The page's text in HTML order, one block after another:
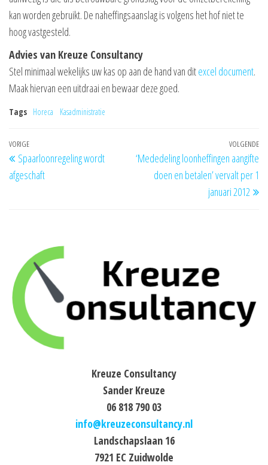
kan worden gebruikt. De naheffingsaanslag is volgens het hof niet te
hoog vastgesteld.
Advies van Kreuze Consultancy
Stel minimaal wekelijks uw kas op aan de hand van ditexcel document.
Maak hiervan een uitdraai en bewaar deze goed.
Tags Horeca Kasadministratie
Bericht
navigatie
Vorig
bericht
VORIGE
Spaarloonregeling wordt
afgeschaft
VOLGENDE
‘Mededeling loonheffingen aangifte
doen en betalen’ vervalt per 1
januari 2012
Kreuze Consultancy
Sander Kreuze
06 818 790 03
info@kreuzeconsultancy.nl
Landschapslaan 16
7921 EC Zuidwolde